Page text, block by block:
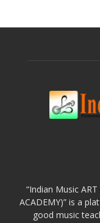
“Indian Music
ACADEMY)” is a
good music